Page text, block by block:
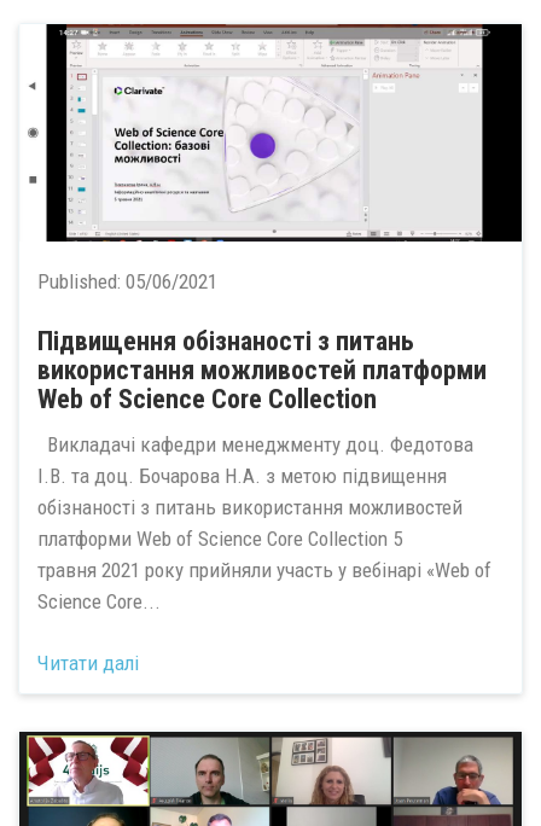
Published: 05/06/2021
Підвищення обізнаності з питань
використання можливостей платформи
Web of Science Core Collection
Викладачі кафедри менеджменту доц. Федотова
І.В. та доц. Бочарова Н.А. з метою підвищення
обізнаності з питань використання можливостей
платформи Web of Science Core Collection 5
травня 2021 року прийняли участь у вебінарі «Web of
Science Core...
Читати далі